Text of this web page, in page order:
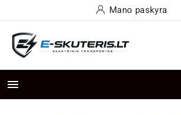
Mano paskyra
